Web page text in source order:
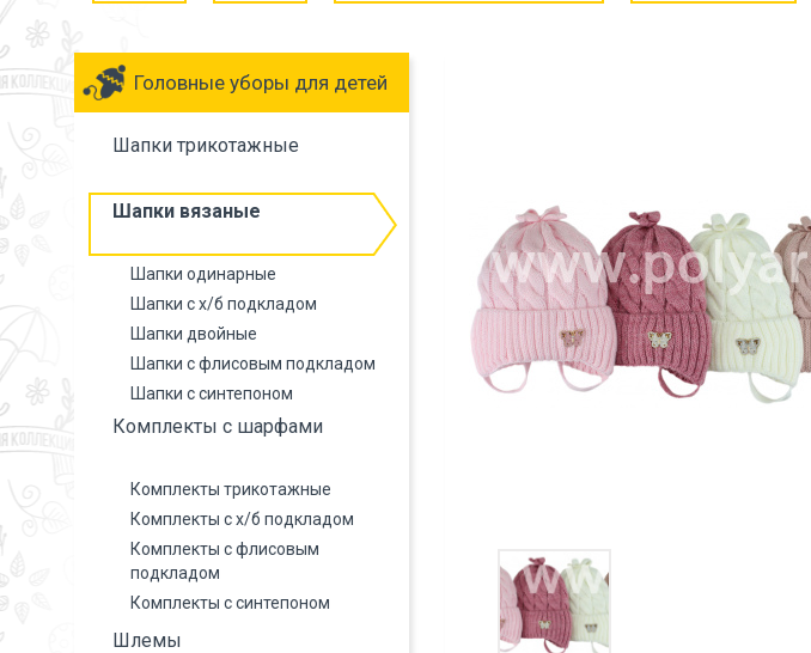
Головные уборы для детей
Шапки трикотажные
Шапки вязаные
Шапки одинарные
Шапки с х/б подкладом
Шапки двойные
Шапки с флисовым подкладом
Шапки с синтепоном
Комплекты с шарфами
Комплекты трикотажные
Комплекты с х/б подкладом
Комплекты с флисовым
подкладом
Комплекты с синтепоном
Шлемы